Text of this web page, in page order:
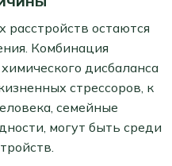
остаются
Комбинация
дисбаланса
стрессоров, к
семейные
могут быть среди